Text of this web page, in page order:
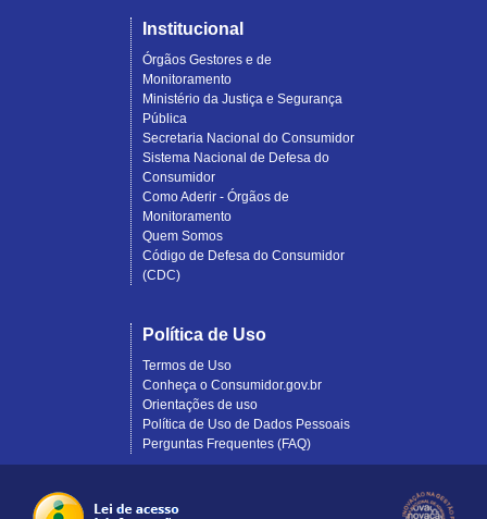
Institucional
Órgãos Gestores e de
Monitoramento
Ministério da Justiça e Segurança
Pública
Secretaria Nacional do Consumidor
Sistema Nacional de Defesa do
Consumidor
Como Aderir - Órgãos de
Monitoramento
Quem Somos
Código de Defesa do Consumidor
(CDC)
Política de Uso
Termos de Uso
Conheça o Consumidor.gov.br
Orientações de uso
Política de Uso de Dados Pessoais
Perguntas Frequentes (FAQ)